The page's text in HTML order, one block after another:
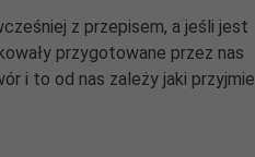
z przepisem, a jeśli jest
przygotowane przez nas
i to od nas zależy jaki przyjmie